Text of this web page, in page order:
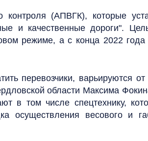
контроля (АПВГК), которые
и качественные дороги".
режиме, а с конца 2022
перевозчики, варьируются
области Максима
в том числе спецтехнику,
осуществления весового и